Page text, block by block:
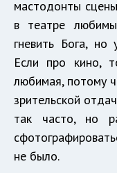
мастодонты
в театре
гневить Бога,
Если про кино,
любимая, потому
зрительской
так часто, но
не было.